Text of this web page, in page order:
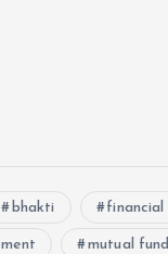
bhakti financial
mutual fund